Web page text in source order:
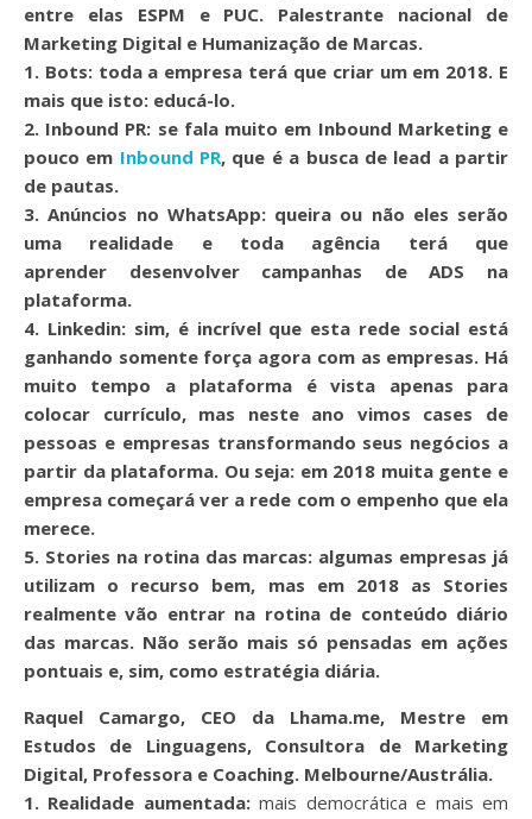
entre elas ESPM e PUC. Palestrante nacional de
Marketing Digital e Humanização de Marcas.
1. Bots:toda a empresa terá que criar um em 2018. E
mais que isto: educá-lo.
2. Inbound PR: se fala muito em Inbound Marketing e
pouco em Inbound PR, que é a busca de lead a partir
de pautas.
3. Anúncios no WhatsApp:queira ou não eles serão
uma realidade e toda agência terá que
aprender desenvolver campanhas de ADS na
plataforma.
4. Linkedin:sim, é incrível que esta rede social está
ganhando somente força agora com as empresas. Há
muito tempo a plataforma é vista apenas para
colocar currículo, mas neste ano vimos cases de
pessoas e empresas transformando seus negócios a
partir da plataforma. Ou seja: em 2018 muita gente e
empresa começará ver a rede com o empenho que ela
merece.
5. Stories na rotina das marcas: algumas empresas já
utilizam o recurso bem, mas em 2018 as Stories
realmente vão entrar na rotina de conteúdo diário
das marcas. Não serão mais só pensadas em ações
pontuais e, sim, como estratégia diária.
Raquel Camargo, CEO da Lhama.me, Mestre em
Estudos de Linguagens, Consultora de Marketing
Digital, Professora e Coaching. Melbourne/Austrália.
1. Realidade aumentada:mais democrática e mais em